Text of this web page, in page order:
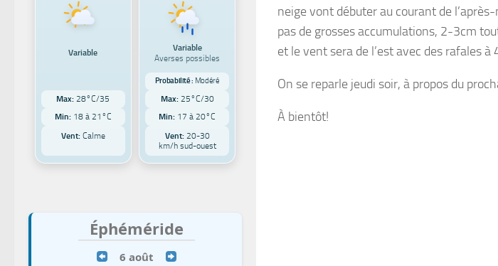
neige vont débuter au courant de
pas de grosses accumulations, 2-3cm
et le vent sera de l’est avec des rafales
On se reparle jeudi soir, à propos du
À bientôt!
Variable
Max: 28°C/35
Min: 18 à 21°C
Vent:Calme
Variable
Averses possibles
Probabilité : Modéré
Max: 25°C/30
Min: 17 à 20°C
Vent:20-30
km/h sud-ouest
Éphéméride
6 août